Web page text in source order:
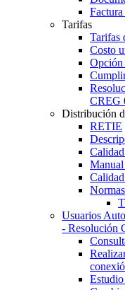
Tarifas
Tarifas
Costo
CREG
Distribución
RETIE
Manual
Usuarios
- Resolución